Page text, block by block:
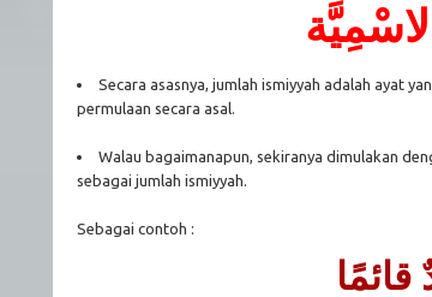
Secara asasnya, jumlah ismiyyah adalah ayat
permulaan secara asal.
Walau bagaimanapun, sekiranya dimulakan
sebagai jumlah ismiyyah.
Sebagai contoh :
قائمًا